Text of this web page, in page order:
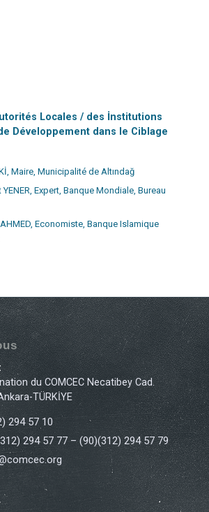
Locales / des İnstitutions
Développement dans le Ciblage
Maire, Municipalité de Altındağ
Expert, Banque Mondiale, Bureau
Economiste, Banque Islamique
du COMCEC Necatibey Cad.
TÜRKİYE
294 57 10
294 57 77 – (90)(312) 294 57 79